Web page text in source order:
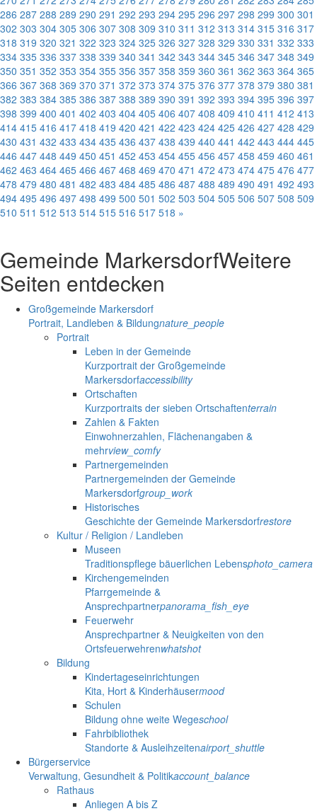
286 287 288 289 290 291 292 293 294 295 296 297 298 299 300 301
302 303 304 305 306 307 308 309 310 311 312 313 314 315 316 317
318 319 320 321 322 323 324 325 326 327 328 329 330 331 332 333
334 335 336 337 338 339 340 341 342 343 344 345 346 347 348 349
350 351 352 353 354 355 356 357 358 359 360 361 362 363 364 365
366 367 368 369 370 371 372 373 374 375 376 377 378 379 380 381
382 383 384 385 386 387 388 389 390 391 392 393 394 395 396 397
398 399 400 401 402 403 404 405 406 407 408 409 410 411 412 413
414 415 416 417 418 419 420 421 422 423 424 425 426 427 428 429
430 431 432 433 434 435 436 437 438 439 440 441 442 443 444 445
446 447 448 449 450 451 452 453 454 455 456 457 458 459 460 461
462 463 464 465 466 467 468 469 470 471 472 473 474 475 476 477
478 479 480 481 482 483 484 485 486 487 488 489 490 491 492 493
494 495 496 497 498 499 500 501 502 503 504 505 506 507 508 509
510 511 512 513 514 515 516 517 518 »
Gemeinde MarkersdorfWeitere
Seiten entdecken
Großgemeinde Markersdorf
Portrait, Landleben & Bildungnature_people
Portrait
Leben in der Gemeinde
Kurzportrait der Großgemeinde
Markersdorfaccessibility
Ortschaften
Kurzportraits der sieben Ortschaftenterrain
Zahlen & Fakten
Einwohnerzahlen, Flächenangaben &
mehrview_comfy
Partnergemeinden
Partnergemeinden der Gemeinde
Markersdorfgroup_work
Historisches
Geschichte der Gemeinde Markersdorfrestore
Kultur / Religion / Landleben
Museen
Traditionspflege bäuerlichen Lebensphoto_camera
Kirchengemeinden
Pfarrgemeinde &
Ansprechpartnerpanorama_fish_eye
Feuerwehr
Ansprechpartner & Neuigkeiten von den
Ortsfeuerwehrenwhatshot
Bildung
Kindertageseinrichtungen
Kita, Hort & Kinderhäusermood
Schulen
Bildung ohne weite Wegeschool
Fahrbibliothek
Standorte & Ausleihzeitenairport_shuttle
Bürgerservice
Verwaltung, Gesundheit & Politikaccount_balance
Rathaus
Anliegen A bis Z